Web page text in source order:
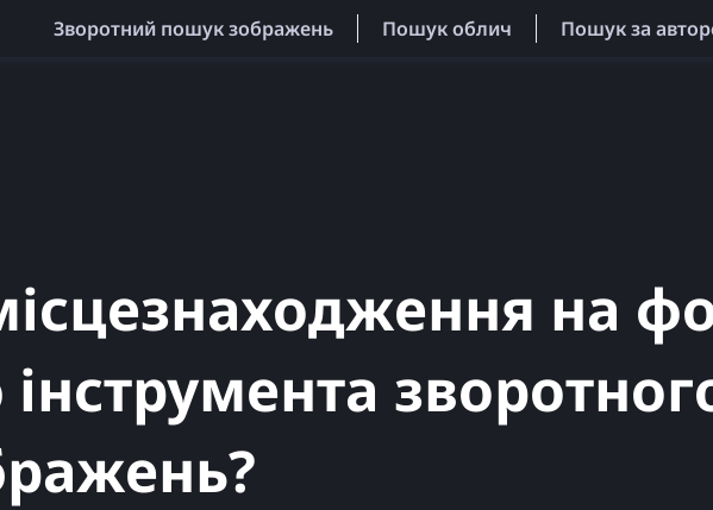
Зворотний пошук зображень Пошук облич Пошук за
на